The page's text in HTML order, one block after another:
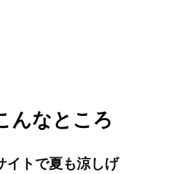
んなところ
トで夏も涼しげ